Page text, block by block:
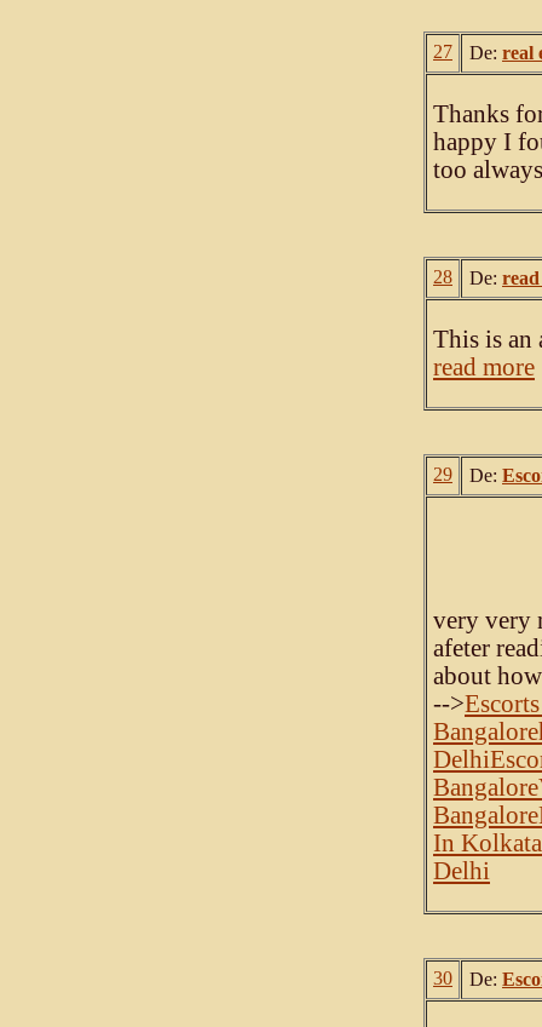
27 De: real
Thanks
happy I
too
28 De:
This is an
read more
29 De:
very very
afeter
about
-->
Bangalore
Delhi
Bangalore
Bangalore
In Kolkata
Delhi
30 De: